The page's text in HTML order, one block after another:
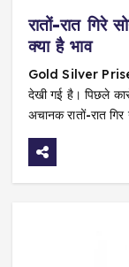
रातों-रात गिरे
क्या है भाव
Gold Silver Prise:
देखी गई है। पिछले
अचानक रातों-रात